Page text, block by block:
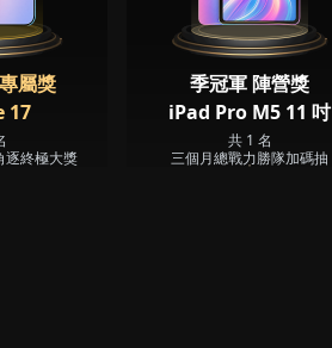
屬獎
17
逐終極大獎
季冠軍 陣營獎
iPad Pro M5 11 吋
共 1 名
三個月總戰力勝隊加碼抽